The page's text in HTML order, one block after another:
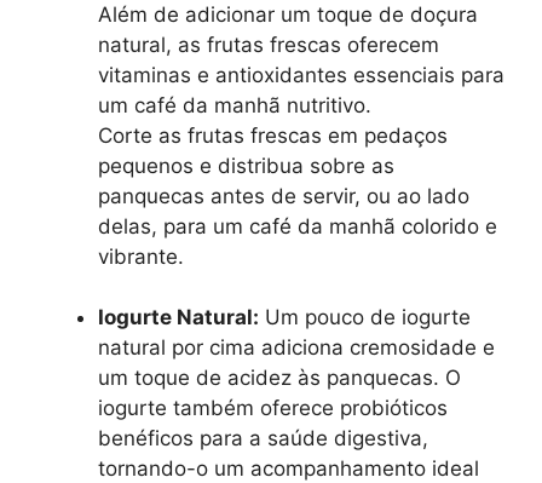
Além de adicionar um toque de doçura
natural, as frutas frescas oferecem
vitaminas e antioxidantes essenciais para
um café da manhã nutritivo.
Corte as frutas frescas em pedaços
pequenos e distribua sobre as
panquecas antes de servir, ou ao lado
delas, para um café da manhã colorido e
vibrante.
Iogurte Natural: Um pouco de iogurte
natural por cima adiciona cremosidade e
um toque de acidez às panquecas. O
iogurte também oferece probióticos
benéficos para a saúde digestiva,
tornando-o um acompanhamento ideal